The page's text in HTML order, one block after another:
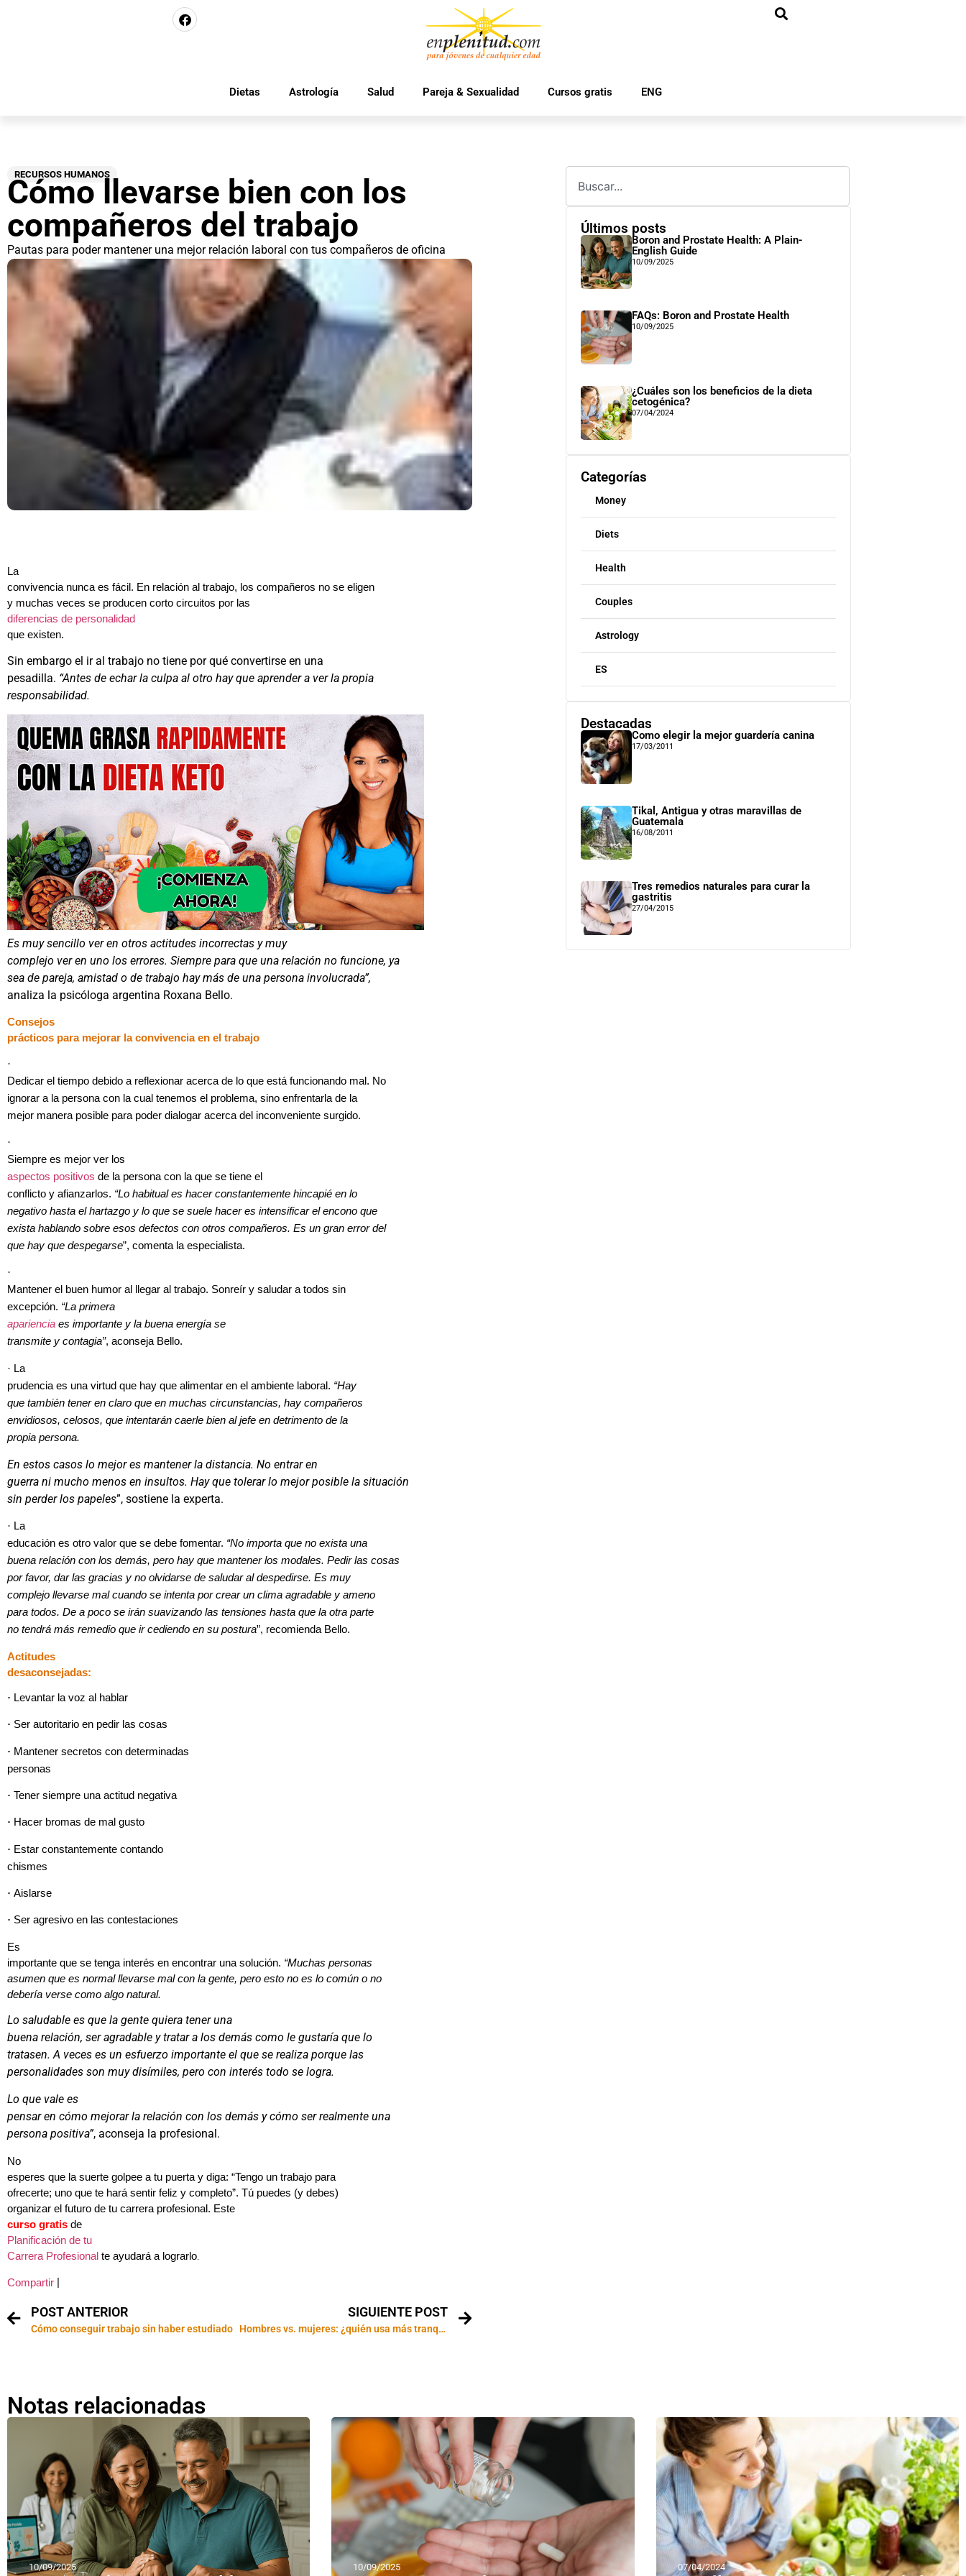
Dietas Astrología Salud Pareja & Sexualidad Cursos gratis ENG
RECURSOS HUMANOS
Cómo llevarse bien con los
compañeros del trabajo
Pautas para poder mantener una mejor relación laboral con tus compañeros de oficina
La
convivencia nunca es fácil. En relación al trabajo, los compañeros no se eligen
y muchas veces se producen corto circuitos por las
diferencias de personalidad
que existen.
Sin embargo el ir al trabajo no tiene por qué convertirse en una
pesadilla. “Antes de echar la culpa al otro hay que aprender a ver la propia
responsabilidad.
Es muy sencillo ver en otros actitudes incorrectas y muy
complejo ver en uno los errores. Siempre para que una relación no funcione, ya
sea de pareja, amistad o de trabajo hay más de una persona involucrada”,
analiza la psicóloga argentina Roxana Bello.
Consejos
prácticos para mejorar la convivencia en el trabajo
·
Dedicar el tiempo debido a reflexionar acerca de lo que está funcionando mal. No
ignorar a la persona con la cual tenemos el problema, sino enfrentarla de la
mejor manera posible para poder dialogar acerca del inconveniente surgido.
·
Siempre es mejor ver los
aspectos positivos de la persona con la que se tiene el
conflicto y afianzarlos. “Lo habitual es hacer constantemente hincapié en lo
negativo hasta el hartazgo y lo que se suele hacer es intensificar el encono que
exista hablando sobre esos defectos con otros compañeros. Es un gran error del
que hay que despegarse”, comenta la especialista.
·
Mantener el buen humor al llegar al trabajo. Sonreír y saludar a todos sin
excepción. “La primera
apariencia es importante y la buena energía se
transmite y contagia”, aconseja Bello.
· La
prudencia es una virtud que hay que alimentar en el ambiente laboral. “Hay
que también tener en claro que en muchas circunstancias, hay compañeros
envidiosos, celosos, que intentarán caerle bien al jefe en detrimento de la
propia persona.
En estos casos lo mejor es mantener la distancia. No entrar en
guerra ni mucho menos en insultos. Hay que tolerar lo mejor posible la situación
sin perder los papeles”, sostiene la experta.
· La
educación es otro valor que se debe fomentar. “No importa que no exista una
buena relación con los demás, pero hay que mantener los modales. Pedir las cosas
por favor, dar las gracias y no olvidarse de saludar al despedirse. Es muy
complejo llevarse mal cuando se intenta por crear un clima agradable y ameno
para todos. De a poco se irán suavizando las tensiones hasta que la otra parte
no tendrá más remedio que ir cediendo en su postura”, recomienda Bello.
Actitudes
desaconsejadas:
· Levantar la voz al hablar
· Ser autoritario en pedir las cosas
· Mantener secretos con determinadas
personas
· Tener siempre una actitud negativa
· Hacer bromas de mal gusto
· Estar constantemente contando
chismes
· Aislarse
· Ser agresivo en las contestaciones
Es
importante que se tenga interés en encontrar una solución. “Muchas personas
asumen que es normal llevarse mal con la gente, pero esto no es lo común o no
debería verse como algo natural.
Lo saludable es que la gente quiera tener una
buena relación, ser agradable y tratar a los demás como le gustaría que lo
tratasen. A veces es un esfuerzo importante el que se realiza porque las
personalidades son muy disímiles, pero con interés todo se logra.
Lo que vale es
pensar en cómo mejorar la relación con los demás y cómo ser realmente una
persona positiva”, aconseja la profesional.
No
esperes que la suerte golpee a tu puerta y diga: “Tengo un trabajo para
ofrecerte; uno que te hará sentir feliz y completo”. Tú puedes (y debes)
organizar el futuro de tu carrera profesional. Este
curso gratis de
Planificación de tu
Carrera Profesional te ayudará a lograrlo
Compartir
POST ANTERIOR
Cómo conseguir trabajo sin haber estudiado
SIGUIENTE POST
Hombres vs. mujeres: ¿quién usa más tranquilizantes?
Últimos posts
Boron and Prostate Health: A Plain-
English Guide
10/09/2025
FAQs: Boron and Prostate Health
10/09/2025
¿Cuáles son los beneficios de la dieta
cetogénica?
07/04/2024
Categorías
Money
Diets
Health
Couples
Astrology
ES
Destacadas
Como elegir la mejor guardería canina
17/03/2011
Tikal, Antigua y otras maravillas de
Guatemala
16/08/2011
Tres remedios naturales para curar la
gastritis
27/04/2015
Notas relacionadas
10/09/2025 10/09/2025 07/04/2024